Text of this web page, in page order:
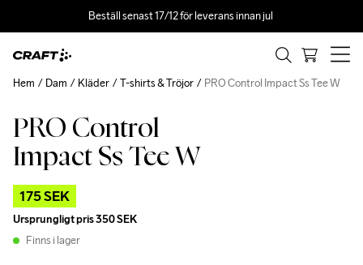
Beställ senast 17/12 för leverans innan jul
PRO Control
Impact Ss Tee W
175 SEK
Ursprungligt pris350 SEK
Finns i lager
Hem Dam Kläder T-shirts & Tröjor PRO Control Impact Ss Tee W
Outlet